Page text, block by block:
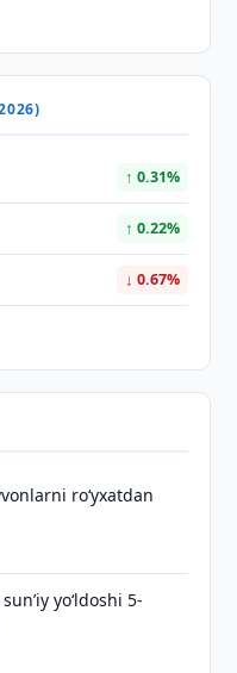
↑ 0.31%
↑ 0.22%
↓ 0.67%
ro‘yxatdan
yo‘ldoshi 5-